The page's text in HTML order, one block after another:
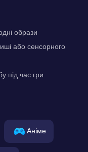
образи
або сенсорного
під час гри
Аніме